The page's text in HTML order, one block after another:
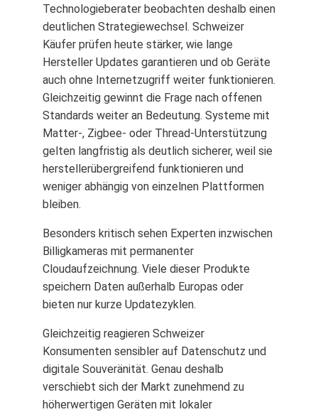
Technologieberater beobachten deshalb einen
deutlichen Strategiewechsel. Schweizer
Käufer prüfen heute stärker, wie lange
Hersteller Updates garantieren und ob Geräte
auch ohne Internetzugriff weiter funktionieren.
Gleichzeitig gewinnt die Frage nach offenen
Standards weiter an Bedeutung. Systeme mit
Matter-, Zigbee- oder Thread-Unterstützung
gelten langfristig als deutlich sicherer, weil sie
herstellerübergreifend funktionieren und
weniger abhängig von einzelnen Plattformen
bleiben.
Besonders kritisch sehen Experten inzwischen
Billigkameras mit permanenter
Cloudaufzeichnung. Viele dieser Produkte
speichern Daten außerhalb Europas oder
bieten nur kurze Updatezyklen.
Gleichzeitig reagieren Schweizer
Konsumenten sensibler auf Datenschutz und
digitale Souveränität. Genau deshalb
verschiebt sich der Markt zunehmend zu
höherwertigen Geräten mit lokaler